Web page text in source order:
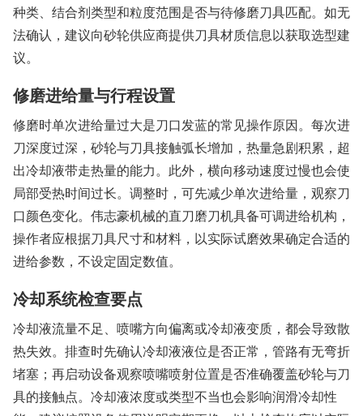
种类、结合剂类型和粒度范围是否与待修磨刀具匹配。如无
法确认，建议向砂轮供应商提供刀具材质信息以获取选型建
议。
修磨进给量与行程设置
修磨时单次进给量过大是刀口发蓝的常见操作原因。每次进
刀深度过深，砂轮与刀具接触弧长增加，热量急剧积累，超
出冷却液带走热量的能力。此外，横向移动速度过慢也会使
局部受热时间过长。调整时，可先减少单次进给量，观察刀
口颜色变化。伟志豪机械的直刀磨刀机具备可调进给机构，
操作者应根据刀具尺寸和材料，以实际试磨效果确定合适的
进给参数，不设定固定数值。
冷却系统检查要点
冷却液流量不足、喷嘴方向偏离或冷却液变质，都会导致散
热失效。排查时先确认冷却液液位是否正常，管路有无弯折
堵塞；再启动设备观察喷嘴喷射位置是否准确覆盖砂轮与刀
具的接触点。冷却液浓度或类型不当也会影响润滑冷却性